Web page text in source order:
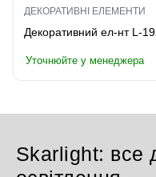
ДЕКОРАТИВНІ ЕЛЕМЕНТИ
Декоративний ел-нт L-
Уточнюйте у менеджера
Skarlight: все